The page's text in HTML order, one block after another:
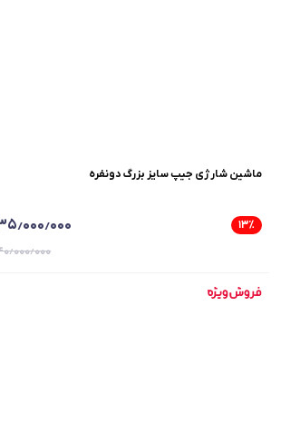
ماشین شارژی جیپ سایز بزرگ دونفره
۱۳٪